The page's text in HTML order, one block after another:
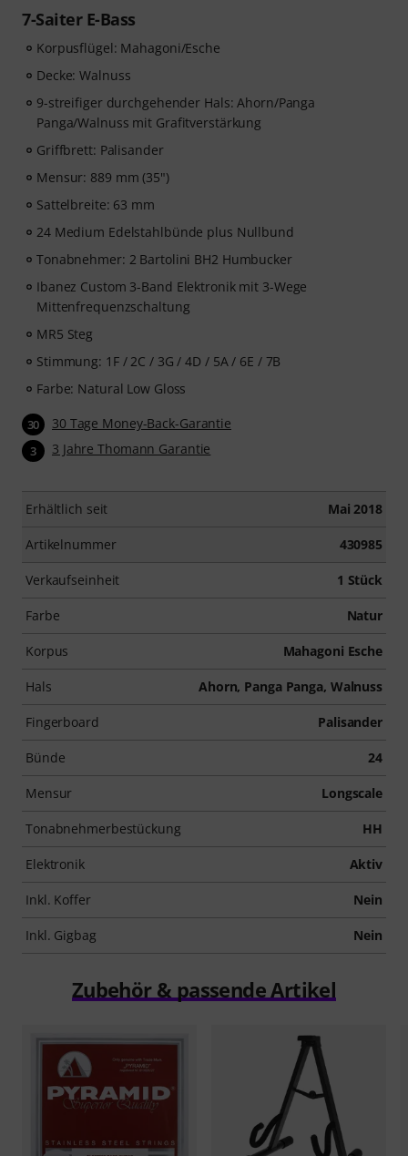
dein Timing, deine Technik und deine musikalische
Kreativität zu stärken. ArtMaster.com – deine Online-
Plattform für Bass-Ausbildung und modernes
Musizieren. Bitte beachte, dass die Kurse nur in
ArtMaster.com – lerne direkt von dem renommierten
Bass-Dozenten Marek Bero, der für seinen
ganzheitlichen Ansatz, seine rhythmische
ist, die jedem Bassisten weiterhelfen — vom Anfänger
bis zum Fortgeschrittenen. Entdecke strukturierte
Lektionen, Play-along-Tracks, Technik-Workouts und
nächste Level heben werden.
Nachdem deine Bestellung versandt wurde, erhältst du
den Aktivierungscode per E-Mail. Das Abonnement
7-Saiter E-Bass
Korpusflügel: Mahagoni/Esche
Decke: Walnuss
9-streifiger durchgehender Hals: Ahorn/Panga
Panga/Walnuss mit Grafitverstärkung
Griffbrett: Palisander
Mensur: 889 mm (35")
Sattelbreite: 63 mm
24 Medium Edelstahlbünde plus Nullbund
Tonabnehmer: 2 Bartolini BH2 Humbucker
Ibanez Custom 3-Band Elektronik mit 3-Wege
Mittenfrequenzschaltung
MR5 Steg
Stimmung: 1F / 2C / 3G / 4D / 5A / 6E / 7B
Farbe: Natural Low Gloss
30 30 Tage Money-Back-Garantie
3 3 Jahre Thomann Garantie
Erhältlich seit Mai 2018
Artikelnummer 430985
Verkaufseinheit 1 Stück
Farbe Natur
Korpus Mahagoni Esche
Hals Ahorn, Panga Panga, Walnuss
Fingerboard Palisander
Bünde 24
Mensur Longscale
Tonabnehmerbestückung HH
Elektronik Aktiv
Inkl. Koffer Nein
Inkl. Gigbag Nein
Zubehör & passende Artikel